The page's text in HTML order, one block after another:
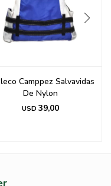
Camppez Salvavidas
De Nylon
USD 39,00